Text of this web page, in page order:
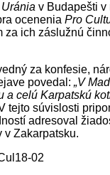
v Budapešti
ocenenia Pro
ich záslužnú
za konfesie,
povedal: „V
a celú Karpatskú
tejto súvislosti
adresoval
v Zakarpatsku.